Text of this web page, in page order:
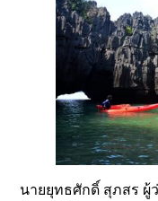
นายยุทธศักดิ์ สุภสร ผู้